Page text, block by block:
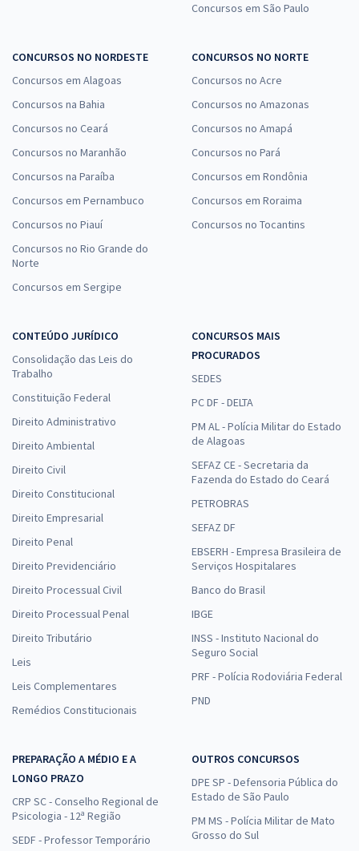
Concursos em São Paulo
CONCURSOS NO NORDESTE
Concursos em Alagoas
Concursos na Bahia
Concursos no Ceará
Concursos no Maranhão
Concursos na Paraíba
Concursos em Pernambuco
Concursos no Piauí
Concursos no Rio Grande do
Norte
Concursos em Sergipe
CONCURSOS NO NORTE
Concursos no Acre
Concursos no Amazonas
Concursos no Amapá
Concursos no Pará
Concursos em Rondônia
Concursos em Roraima
Concursos no Tocantins
CONTEÚDO JURÍDICO
Consolidação das Leis do
Trabalho
Constituição Federal
Direito Administrativo
Direito Ambiental
Direito Civil
Direito Constitucional
Direito Empresarial
Direito Penal
Direito Previdenciário
Direito Processual Civil
Direito Processual Penal
Direito Tributário
Leis
Leis Complementares
Remédios Constitucionais
CONCURSOS MAIS
PROCURADOS
SEDES
PC DF - DELTA
PM AL - Polícia Militar do Estado
de Alagoas
SEFAZ CE - Secretaria da
Fazenda do Estado do Ceará
PETROBRAS
SEFAZ DF
EBSERH - Empresa Brasileira de
Serviços Hospitalares
Banco do Brasil
IBGE
INSS - Instituto Nacional do
Seguro Social
PRF - Polícia Rodoviária Federal
PND
PREPARAÇÃO A MÉDIO E A
LONGO PRAZO
CRP SC - Conselho Regional de
Psicologia - 12ª Região
SEDF - Professor Temporário
OUTROS CONCURSOS
DPE SP - Defensoria Pública do
Estado de São Paulo
PM MS - Polícia Militar de Mato
Grosso do Sul